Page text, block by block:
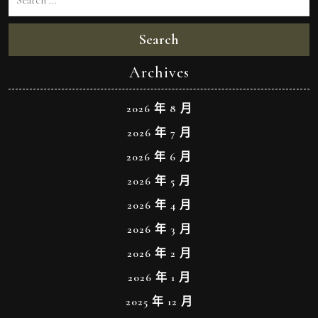
Search
Archives
2026 年 8 月
2026 年 7 月
2026 年 6 月
2026 年 5 月
2026 年 4 月
2026 年 3 月
2026 年 2 月
2026 年 1 月
2025 年 12 月